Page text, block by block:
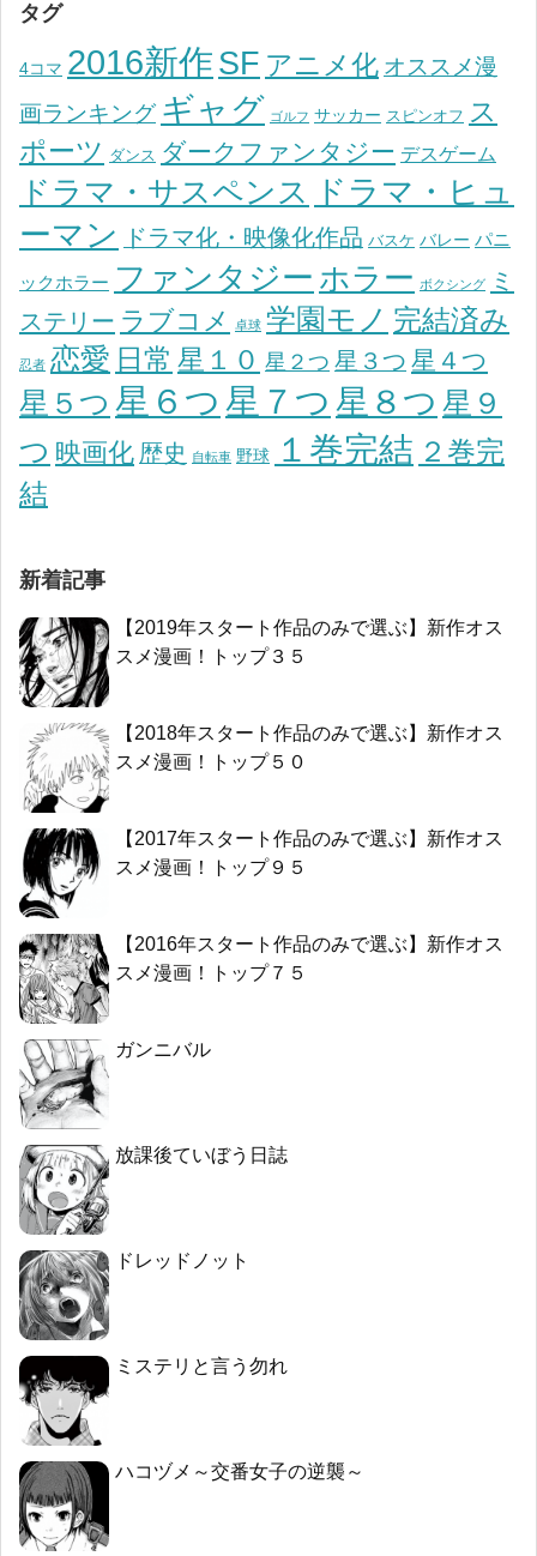
タグ
4コマ 2016新作SF アニメ化 オススメ漫
画ランキング ギャグ ゴルフ サッカー スピンオフ ス
ポーツ ダンス ダークファンタジー デスゲーム
ドラマ・サスペンス ドラマ・ヒュ
ーマン
ドラマ化・映像化作品 バスケ バレー パニ
ックホラー ファンタジー ホラー ボクシング
ミ
ステリー ラブコメ 卓球 学園モノ 完結済み
忍者 恋愛 日常 星１０ 星２つ 星３つ 星４つ
星５つ 星６つ 星７つ 星８つ 星９
つ 映画化 歴史 自転車 野球 １巻完結 ２巻完
結
新着記事
【2019年スタート作品のみで選ぶ】新作オス
スメ漫画！トップ３５
【2018年スタート作品のみで選ぶ】新作オス
スメ漫画！トップ５０
【2017年スタート作品のみで選ぶ】新作オス
スメ漫画！トップ９５
【2016年スタート作品のみで選ぶ】新作オス
スメ漫画！トップ７５
ガンニバル
放課後ていぼう日誌
ドレッドノット
ミステリと言う勿れ
ハコヅメ～交番女子の逆襲～